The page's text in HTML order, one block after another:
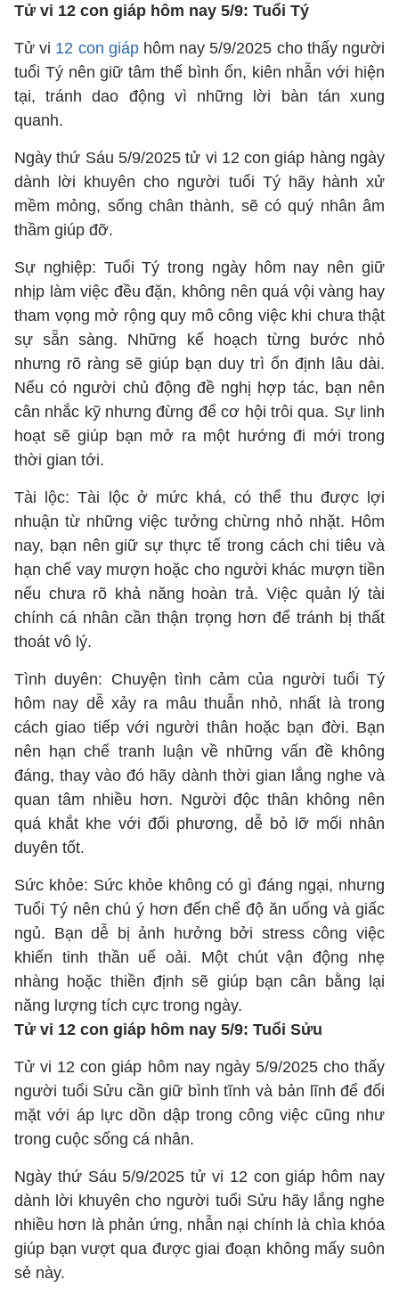
Tử vi 12 con giáp hôm nay 5/9: Tuổi Tý
Tử vi 12 con giáphôm nay 5/9/2025 cho thấy người
tuổi Tý nên giữ tâm thế bình ổn, kiên nhẫn với hiện
tại, tránh dao động vì những lời bàn tán xung
quanh.
Ngày thứ Sáu 5/9/2025 tử vi 12 con giáp hàng ngày
dành lời khuyên cho người tuổi Tý hãy hành xử
mềm mỏng, sống chân thành, sẽ có quý nhân âm
thầm giúp đỡ.
Sự nghiệp: Tuổi Tý trong ngày hôm nay nên giữ
nhịp làm việc đều đặn, không nên quá vội vàng hay
tham vọng mở rộng quy mô công việc khi chưa thật
sự sẵn sàng. Những kế hoạch từng bước nhỏ
nhưng rõ ràng sẽ giúp bạn duy trì ổn định lâu dài.
Nếu có người chủ động đề nghị hợp tác, bạn nên
cân nhắc kỹ nhưng đừng để cơ hội trôi qua. Sự linh
hoạt sẽ giúp bạn mở ra một hướng đi mới trong
thời gian tới.
Tài lộc: Tài lộc ở mức khá, có thể thu được lợi
nhuận từ những việc tưởng chừng nhỏ nhặt. Hôm
nay, bạn nên giữ sự thực tế trong cách chi tiêu và
hạn chế vay mượn hoặc cho người khác mượn tiền
nếu chưa rõ khả năng hoàn trả. Việc quản lý tài
chính cá nhân cần thận trọng hơn để tránh bị thất
thoát vô lý.
Tình duyên: Chuyện tình cảm của người tuổi Tý
hôm nay dễ xảy ra mâu thuẫn nhỏ, nhất là trong
cách giao tiếp với người thân hoặc bạn đời. Bạn
nên hạn chế tranh luận về những vấn đề không
đáng, thay vào đó hãy dành thời gian lắng nghe và
quan tâm nhiều hơn. Người độc thân không nên
quá khắt khe với đối phương, dễ bỏ lỡ mối nhân
duyên tốt.
Sức khỏe: Sức khỏe không có gì đáng ngại, nhưng
Tuổi Tý nên chú ý hơn đến chế độ ăn uống và giấc
ngủ. Bạn dễ bị ảnh hưởng bởi stress công việc
khiến tinh thần uể oải. Một chút vận động nhẹ
nhàng hoặc thiền định sẽ giúp bạn cân bằng lại
năng lượng tích cực trong ngày.
Tử vi 12 con giáp hôm nay 5/9: Tuổi Sửu
Tử vi 12 con giáp hôm nay ngày 5/9/2025 cho thấy
người tuổi Sửu cần giữ bình tĩnh và bản lĩnh để đối
mặt với áp lực dồn dập trong công việc cũng như
trong cuộc sống cá nhân.
Ngày thứ Sáu 5/9/2025 tử vi 12 con giáp hôm nay
dành lời khuyên cho người tuổi Sửu hãy lắng nghe
nhiều hơn là phản ứng, nhẫn nại chính là chìa khóa
giúp bạn vượt qua được giai đoạn không mấy suôn
sẻ này.